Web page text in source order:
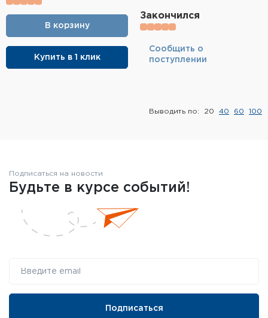
Кейсы и ящики для патронов и
Элементы питания и зарядные
Туристическое снаряжение
Инструменты
Термосы, термосумки, бутылки
Мишени
В корзину
Купить в 1 клик
Закончился
Cообщить о
поступлении
Выводить по: 20 40 60 100
Подписаться на новости
Будьте в курсе событий!